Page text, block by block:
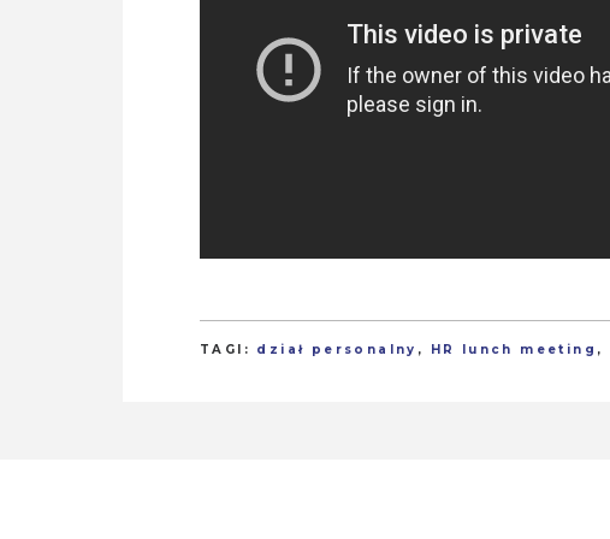
TAGI: dział personalny , HR lunch meeting ,